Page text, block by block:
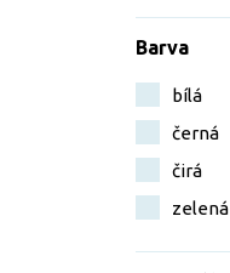
Barva
bílá
černá
čirá
zelená